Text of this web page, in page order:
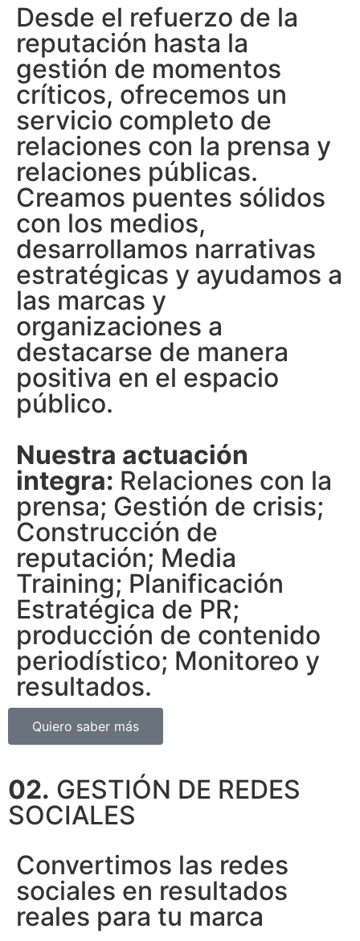
Desde el refuerzo de la
reputación hasta la
gestión de momentos
críticos, ofrecemos un
servicio completo de
relaciones con la prensa y
relaciones públicas.
Creamos puentes sólidos
con los medios,
desarrollamos narrativas
estratégicas y ayudamos a
las marcas y
organizaciones a
destacarse de manera
positiva en el espacio
público.
Nuestra actuación
integra: Relaciones con la
prensa; Gestión de crisis;
Construcción de
reputación; Media
Training; Planificación
Estratégica de PR;
producción de contenido
periodístico; Monitoreo y
resultados.
Quiero saber más
02. GESTIÓN DE REDES
SOCIALES
Convertimos las redes
sociales en resultados
reales para tu marca